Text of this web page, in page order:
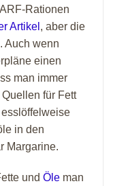
Rationen
Artikel , aber die
Auch wenn
einen
man immer
für Fett
in den
Margarine.
und Öle man